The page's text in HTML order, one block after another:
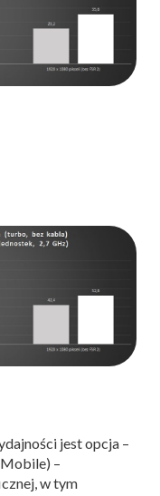
jest opcja –
Mobile) –
w tym